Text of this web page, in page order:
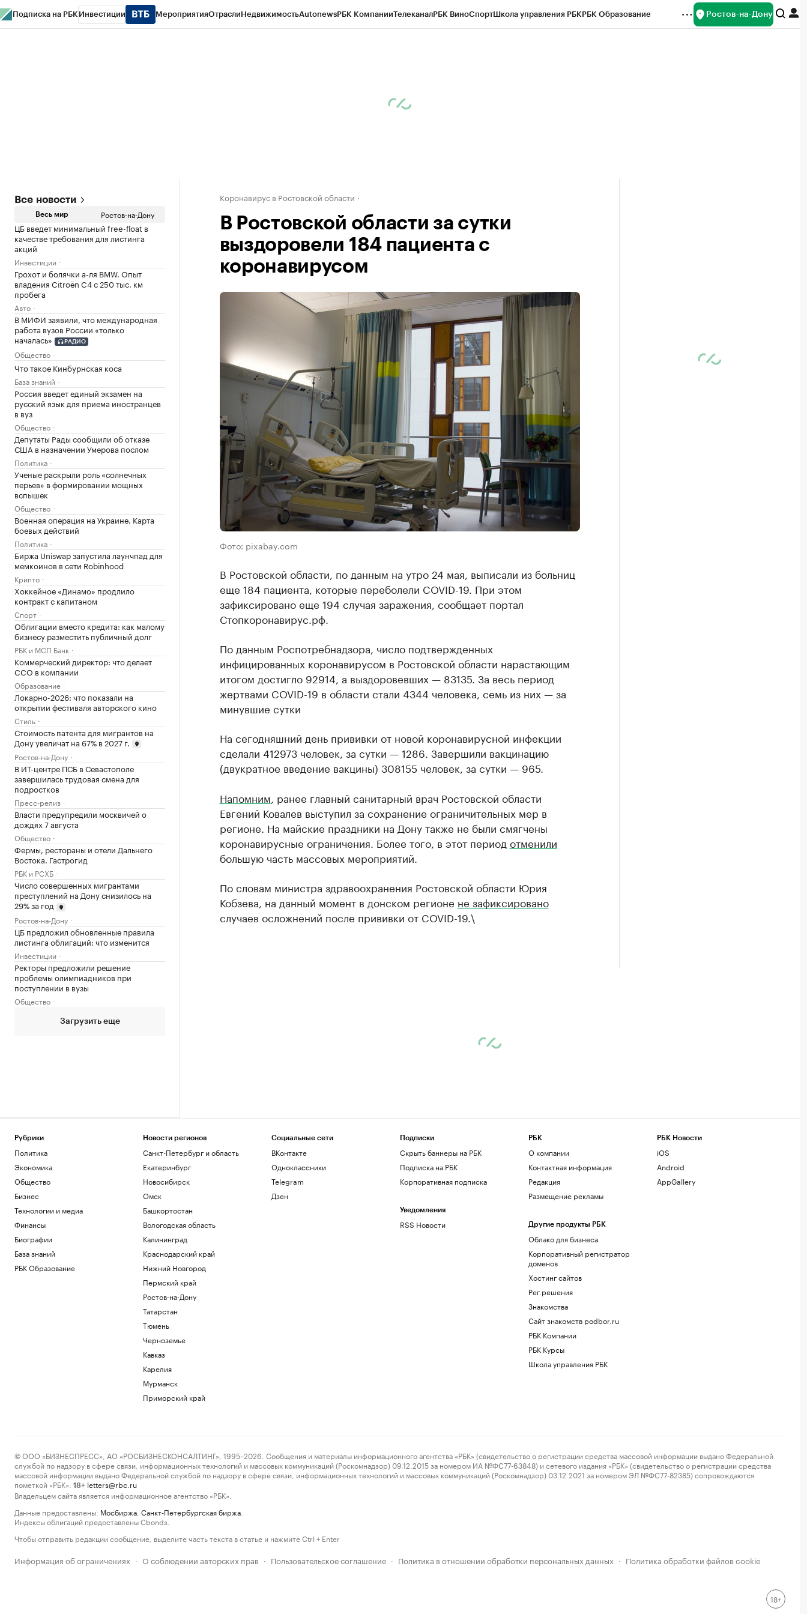
Подписка на РБК Инвестиции МероприятияОтраслиНедвижимостьAutonewsРБК КомпанииТелеканалРБК ВиноСпортШкола управления РБКРБК Образование Ростов-на-Дону
Все новости
Весь мир Ростов-на-Дону
ЦБ введет минимальный free-float в
качестве требования для листинга
акций
Инвестиции
Грохот и болячки а-ля BMW. Опыт
владения Citroёn C4 с 250 тыс. км
пробега
Авто
В МИФИ заявили, что международная
работа вузов России «только
началась»
РАДИО
Общество
Что такое Кинбурнская коса
База знаний
Россия введет единый экзамен на
русский язык для приема иностранцев
в вуз
Общество
Депутаты Рады сообщили об отказе
США в назначении Умерова послом
Политика
Ученые раскрыли роль «солнечных
перьев» в формировании мощных
вспышек
Общество
Военная операция на Украине. Карта
боевых действий
Политика
Биржа Uniswap запустила лаунчпад для
мемкоинов в сети Robinhood
Крипто
Хоккейное «Динамо» продлило
контракт с капитаном
Спорт
Облигации вместо кредита: как малому
бизнесу разместить публичный долг
РБК и МСП Банк
Коммерческий директор: что делает
CCO в компании
Образование
Локарно-2026: что показали на
открытии фестиваля авторского кино
Стиль
Стоимость патента для мигрантов на
Дону увеличат на 67% в 2027 г.
Ростов-на-Дону
В ИТ-центре ПСБ в Севастополе
завершилась трудовая смена для
подростков
Пресс-релиз
Власти предупредили москвичей о
дождях 7 августа
Общество
Фермы, рестораны и отели Дальнего
Востока. Гастрогид
РБК и РСХБ
Число совершенных мигрантами
преступлений на Дону снизилось на
29% за год
Ростов-на-Дону
ЦБ предложил обновленные правила
листинга облигаций: что изменится
Инвестиции
Ректоры предложили решение
проблемы олимпиадников при
поступлении в вузы
Общество
Загрузить еще
Коронавирус в Ростовской области
В Ростовской области за сутки
выздоровели 184 пациента с
коронавирусом
Фото: pixabay.com
В Ростовской области, по данным на утро 24 мая, выписали из больниц
еще 184 пациента, которые переболели COVID-19. При этом
зафиксировано еще 194 случая заражения, сообщает портал
Стопкоронавирус.рф.
По данным Роспотребнадзора, число подтвержденных
инфицированных коронавирусом в Ростовской области нарастающим
итогом достигло 92914, а выздоровевших — 83135. За весь период
жертвами COVID-19 в области стали 4344 человека, семь из них — за
минувшие сутки
На сегодняшний день прививки от новой коронавирусной инфекции
сделали 412973 человек, за сутки — 1286. Завершили вакцинацию
(двукратное введение вакцины) 308155 человек, за сутки — 965.
Напомним , ранее главный санитарный врач Ростовской области
Евгений Ковалев выступил за сохранение ограничительных мер в
регионе. На майские праздники на Дону также не были смягчены
коронавирусные ограничения. Более того, в этот период отменили
большую часть массовых мероприятий.
По словам министра здравоохранения Ростовской области Юрия
Кобзева, на данный момент в донском регионе не зафиксировано
случаев осложнений после прививки от COVID-19.\
Рубрики
Политика
Экономика
Общество
Бизнес
Технологии и медиа
Финансы
Биографии
База знаний
РБК Образование
Новости регионов
Санкт-Петербург и область
Екатеринбург
Новосибирск
Омск
Башкортостан
Вологодская область
Калининград
Краснодарский край
Нижний Новгород
Пермский край
Ростов-на-Дону
Татарстан
Тюмень
Черноземье
Кавказ
Карелия
Мурманск
Приморский край
Социальные сети
ВКонтакте
Одноклассники
Telegram
Дзен
Подписки
Скрыть баннеры на РБК
Подписка на РБК
Корпоративная подписка
Уведомления
RSS Новости
РБК
О компании
Контактная информация
Редакция
Размещение рекламы
Другие продукты РБК
Облако для бизнеса
Корпоративный регистратор
доменов
Хостинг сайтов
Рег.решения
Знакомства
Сайт знакомств podbor.ru
РБК Компании
РБК Курсы
Школа управления РБК
РБК Новости
iOS
Android
AppGallery
© ООО «БИЗНЕСПРЕСС», АО «РОСБИЗНЕСКОНСАЛТИНГ», 1995–2026. Сообщения и материалы информационного агентства «РБК» (свидетельство о регистрации средства массовой информации выдано Федеральной
службой по надзору в сфере связи, информационных технологий и массовых коммуникаций (Роскомнадзор) 09.12.2015 за номером ИА №ФС77-63848) и сетевого издания «РБК» (свидетельство о регистрации средства
массовой информации выдано Федеральной службой по надзору в сфере связи, информационных технологий и массовых коммуникаций (Роскомнадзор) 03.12.2021 за номером ЭЛ №ФС77-82385) сопровождаются
пометкой «РБК».
18+ letters@rbc.ru
Владельцем сайта является информационное агентство «РБК».
Данные предоставлены: Мосбиржа Санкт-Петербургская биржа
Индексы облигаций предоставлены Cbonds.
Чтобы отправить редакции сообщение, выделите часть текста в статье и нажмите Ctrl + Enter
Информация об ограничениях · О соблюдении авторских прав · Пользовательское соглашение · Политика в отношении обработки персональных данных · Политика обработки файлов cookie
18+